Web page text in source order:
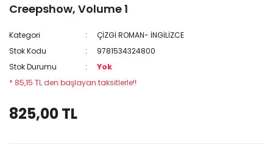
Creepshow, Volume 1
Kategori
ÇİZGİ ROMAN- İNGİLİZCE
Stok Kodu
9781534324800
Stok Durumu
Yok
* 85,15 TL den başlayan taksitlerle!!
825,00 TL